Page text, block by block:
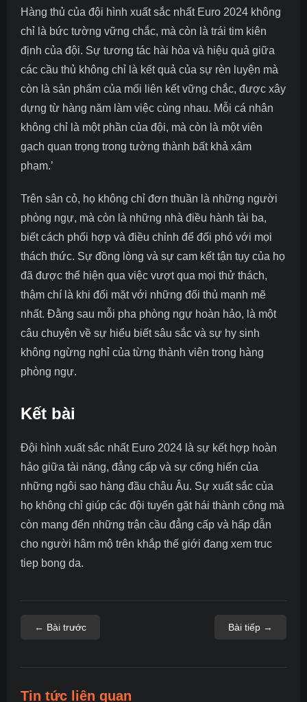
Hàng thủ của đội hình xuất sắc nhất Euro 2024 không
chỉ là bức tường vững chắc, mà còn là trái tim kiên
định của đội. Sự tương tác hài hòa và hiệu quả giữa
các cầu thủ không chỉ là kết quả của sự rèn luyện mà
còn là sản phẩm của mối liên kết vững chắc, được xây
dựng từ hàng năm làm việc cùng nhau. Mỗi cá nhân
không chỉ là một phần của đội, mà còn là một viên
gạch quan trọng trong tường thành bất khả xâm
phạm.’
Trên sân cỏ, họ không chỉ đơn thuần là những người
phòng ngự, mà còn là những nhà điều hành tài ba,
biết cách phối hợp và điều chỉnh để đối phó với mọi
thách thức. Sự đồng lòng và sự cam kết tận tụy của họ
đã được thể hiện qua việc vượt qua mọi thử thách,
thậm chí là khi đối mặt với những đối thủ mạnh mẽ
nhất. Đằng sau mỗi pha phòng ngự hoàn hảo, là một
câu chuyện về sự hiểu biết sâu sắc và sự hy sinh
không ngừng nghỉ của từng thành viên trong hàng
phòng ngự.
Kết bài
Đội hình xuất sắc nhất Euro 2024 là sự kết hợp hoàn
hảo giữa tài năng, đẳng cấp và sự cống hiến của
những ngôi sao hàng đầu châu Âu. Sự xuất sắc của
họ không chỉ giúp các đội tuyển gặt hái thành công mà
còn mang đến những trận cầu đẳng cấp và hấp dẫn
cho người hâm mộ trên khắp thế giới đang xem truc
tiep bong da.
← Bài trước Bài tiếp →
Tin tức liên quan